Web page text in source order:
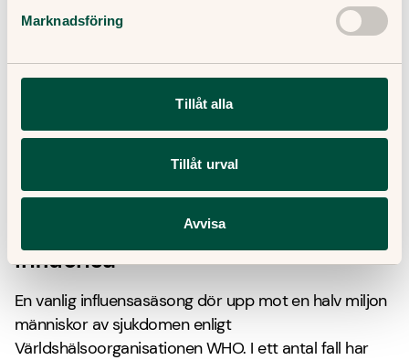
Marknadsföring
Tillåt alla
Tillåt urval
Avvisa
1980 deklarerade WHO att smittkoppor har utrotats.
Innan dess hade smittkoppor plågat människan i
tusentals år och dödat ungefär 20 procent av dem
som drabbades. Sjukdomen orsakades av
variolavirus, som var ett så kallat poxvirus. I Sverige
infördes obligatorisk vaccination av barn 1816 som
pågick tills sjukdomen ansågs utrotad 1979. Det
vaccin finns om behovet skulle uppstå igen.
Influensa
En vanlig influensasäsong dör upp mot en halv miljon
människor av sjukdomen enligt
Världshälsoorganisationen WHO. I ett antal fall har